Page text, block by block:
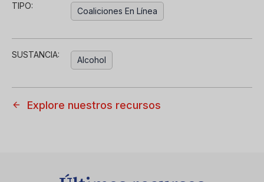
TIPO:
Coaliciones En Línea
SUSTANCIA:
Alcohol
Explore nuestros recursos